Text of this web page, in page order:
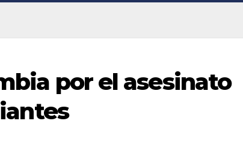
por el asesinato